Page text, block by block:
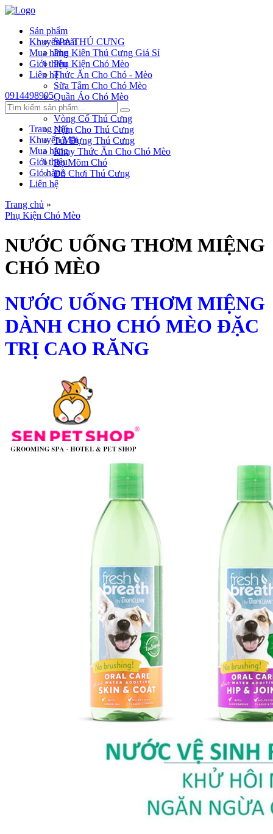
Sản phẩm
SPA THÚ CƯNG
Phụ Kiên Thú Cưng Giá Sỉ
Phụ Kiện Chó Mèo
Thức Ăn Cho Chó - Mèo
Sữa Tắm Cho Chó Mèo
Quần Áo Chó Mèo
Dây Xích Chó
Vòng Cổ Thú Cưng
Nệm Cho Thú Cưng
Túi Đựng Thú Cưng
Khay Thức Ăn Cho Chó Mèo
Rọ Mõm Chó
Đồ Chơi Thú Cưng
Khuyến mãi
Mua hàng
Giới thiệu
Liên hệ
0914498905
Trang chủ
Khuyến Mãi
Mua hàng
Giới thiệu
Giỏ hàng
Liên hệ
Trang chủ »
Phụ Kiện Chó Mèo
NƯỚC UỐNG THƠM MIỆNG
CHÓ MÈO
NƯỚC UỐNG THƠM MIỆNG
DÀNH CHO CHÓ MÈO ĐẶC
TRỊ CAO RĂNG